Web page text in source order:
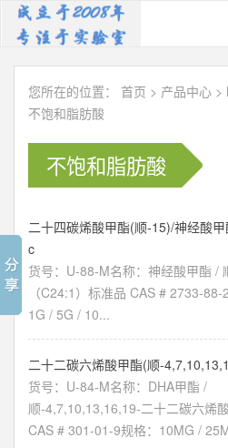
您所在的位置： 首页 > 产品中心 >
不饱和脂肪酸
不饱和脂肪酸
二十四碳烯酸甲酯(顺-15)/神经酸
c
货号：U-88-M名称：神经酸甲酯 /
（C24:1）标准品 CAS # 2733-
1G / 5G / 10...
二十二碳六烯酸甲酯(顺-
货号：U-84-M名称：DHA甲酯 /
顺-4,7,10,13,16,19-二十二碳六烯
CAS # 301-01-9规格：10MG /